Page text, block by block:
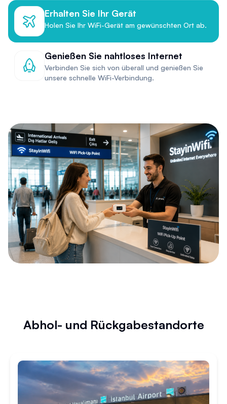
Erhalten Sie Ihr Gerät
Holen Sie Ihr WiFi-Gerät am gewünschten Ort ab.
Genießen Sie nahtloses Internet
Verbinden Sie sich von überall und genießen Sie
unsere schnelle WiFi-Verbindung.
Abhol- und Rückgabestandorte